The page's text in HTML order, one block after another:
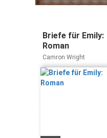
Briefe für Emily:
Roman
Camron Wright